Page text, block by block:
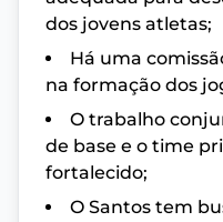
dos jovens atletas;
Há uma
na formação dos
O trabalho
de base e o time
fortalecido;
O Santos tem